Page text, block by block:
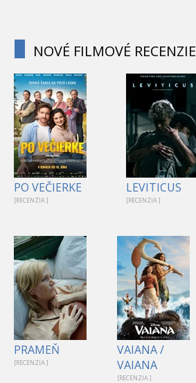
NOVÉ FILMOVÉ RECENZIE
PO VEČIERKE
[RECENZIA ]
LEVITICUS
[RECENZIA ]
PRAMEŇ
[RECENZIA ]
VAIANA /
VAIANA
[RECENZIA ]